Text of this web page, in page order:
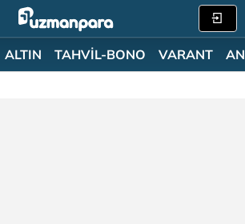
ALTIN TAHVİL-BONO VARANT